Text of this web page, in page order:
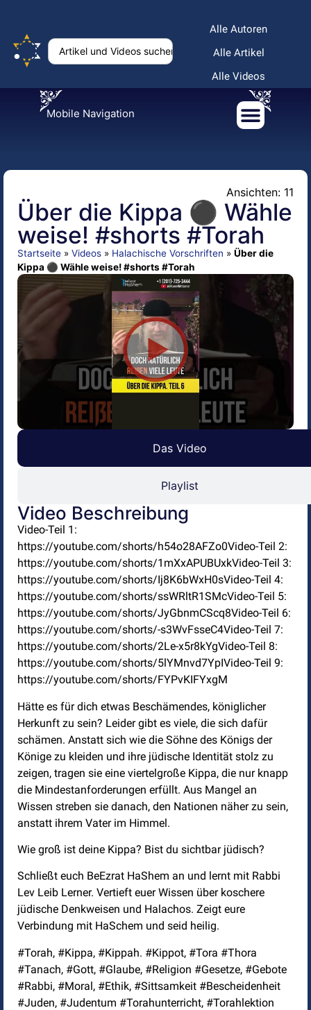
Alle Autoren
Alle Artikel
Alle Videos
Mobile Navigation
Ansichten: 11
Über die Kippa ⚫ Wähle
weise! #shorts #Torah
Startseite » Videos » Halachische Vorschriften » Über die
Kippa ⚫ Wähle weise! #shorts #Torah
Das Video
Playlist
Video Beschreibung
Video-Teil 1:
https://youtube.com/shorts/h54o28AFZo0Video-Teil 2:
https://youtube.com/shorts/1mXxAPUBUxkVideo-Teil 3:
https://youtube.com/shorts/Ij8K6bWxH0sVideo-Teil 4:
https://youtube.com/shorts/ssWRltR1SMcVideo-Teil 5:
https://youtube.com/shorts/JyGbnmCScq8Video-Teil 6:
https://youtube.com/shorts/-s3WvFsseC4Video-Teil 7:
https://youtube.com/shorts/2Le-x5r8kYgVideo-Teil 8:
https://youtube.com/shorts/5lYMnvd7YpIVideo-Teil 9:
https://youtube.com/shorts/FYPvKIFYxgM
Hätte es für dich etwas Beschämendes, königlicher
Herkunft zu sein? Leider gibt es viele, die sich dafür
schämen. Anstatt sich wie die Söhne des Königs der
Könige zu kleiden und ihre jüdische Identität stolz zu
zeigen, tragen sie eine viertelgroße Kippa, die nur knapp
die Mindestanforderungen erfüllt. Aus Mangel an
Wissen streben sie danach, den Nationen näher zu sein,
anstatt ihrem Vater im Himmel.
Wie groß ist deine Kippa? Bist du sichtbar jüdisch?
Schließt euch BeEzrat HaShem an und lernt mit Rabbi
Lev Leib Lerner. Vertieft euer Wissen über koschere
jüdische Denkweisen und Halachos. Zeigt eure
Verbindung mit HaSchem und seid heilig.
#Torah, #Kippa, #Kippah. #Kippot, #Tora #Thora
#Tanach, #Gott, #Glaube, #Religion #Gesetze, #Gebote
#Rabbi, #Moral, #Ethik, #Sittsamkeit #Bescheidenheit
#Juden, #Judentum #Torahunterricht, #Torahlektion